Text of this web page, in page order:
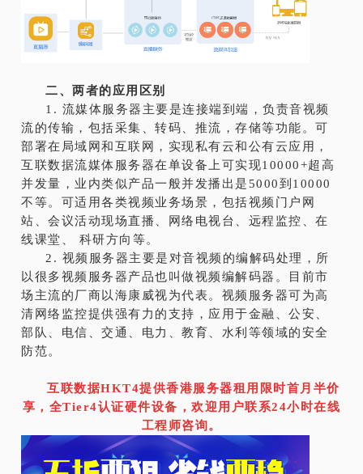
二、两者的应用区别
1. 流媒体服务器主要是连接端到端，负责音视频
流的传输，包括采集、转码、推流，存储等功能。可
部署在局域网和互联网，实现私有云和公有云应用，
互联数据流媒体服务器在单设备上可实现10000+超高
并发量，业内类似产品一般并发播出是5000到10000
不等。可适用各类视频业务场景，包括视频门户网
站、会议活动现场直播、网络电视台、远程监控、在
线课堂、 科研方向等。
2. 视频服务器主要是对音视频的编解码处理，所
以很多视频服务器产品也叫做视频编解码器。目前市
场主流的厂商以海康威视为代表。视频服务器可为高
清网络监控提供强有力的支持，应用于金融、公安、
部队、电信、交通、电力、教育、水利等领域的安全
防范。
互联数据HKT4提供香港服务器租用限时首月半价
享，全Tier4认证硬件设备，欢迎用户联系24小时在线
工程师咨询。